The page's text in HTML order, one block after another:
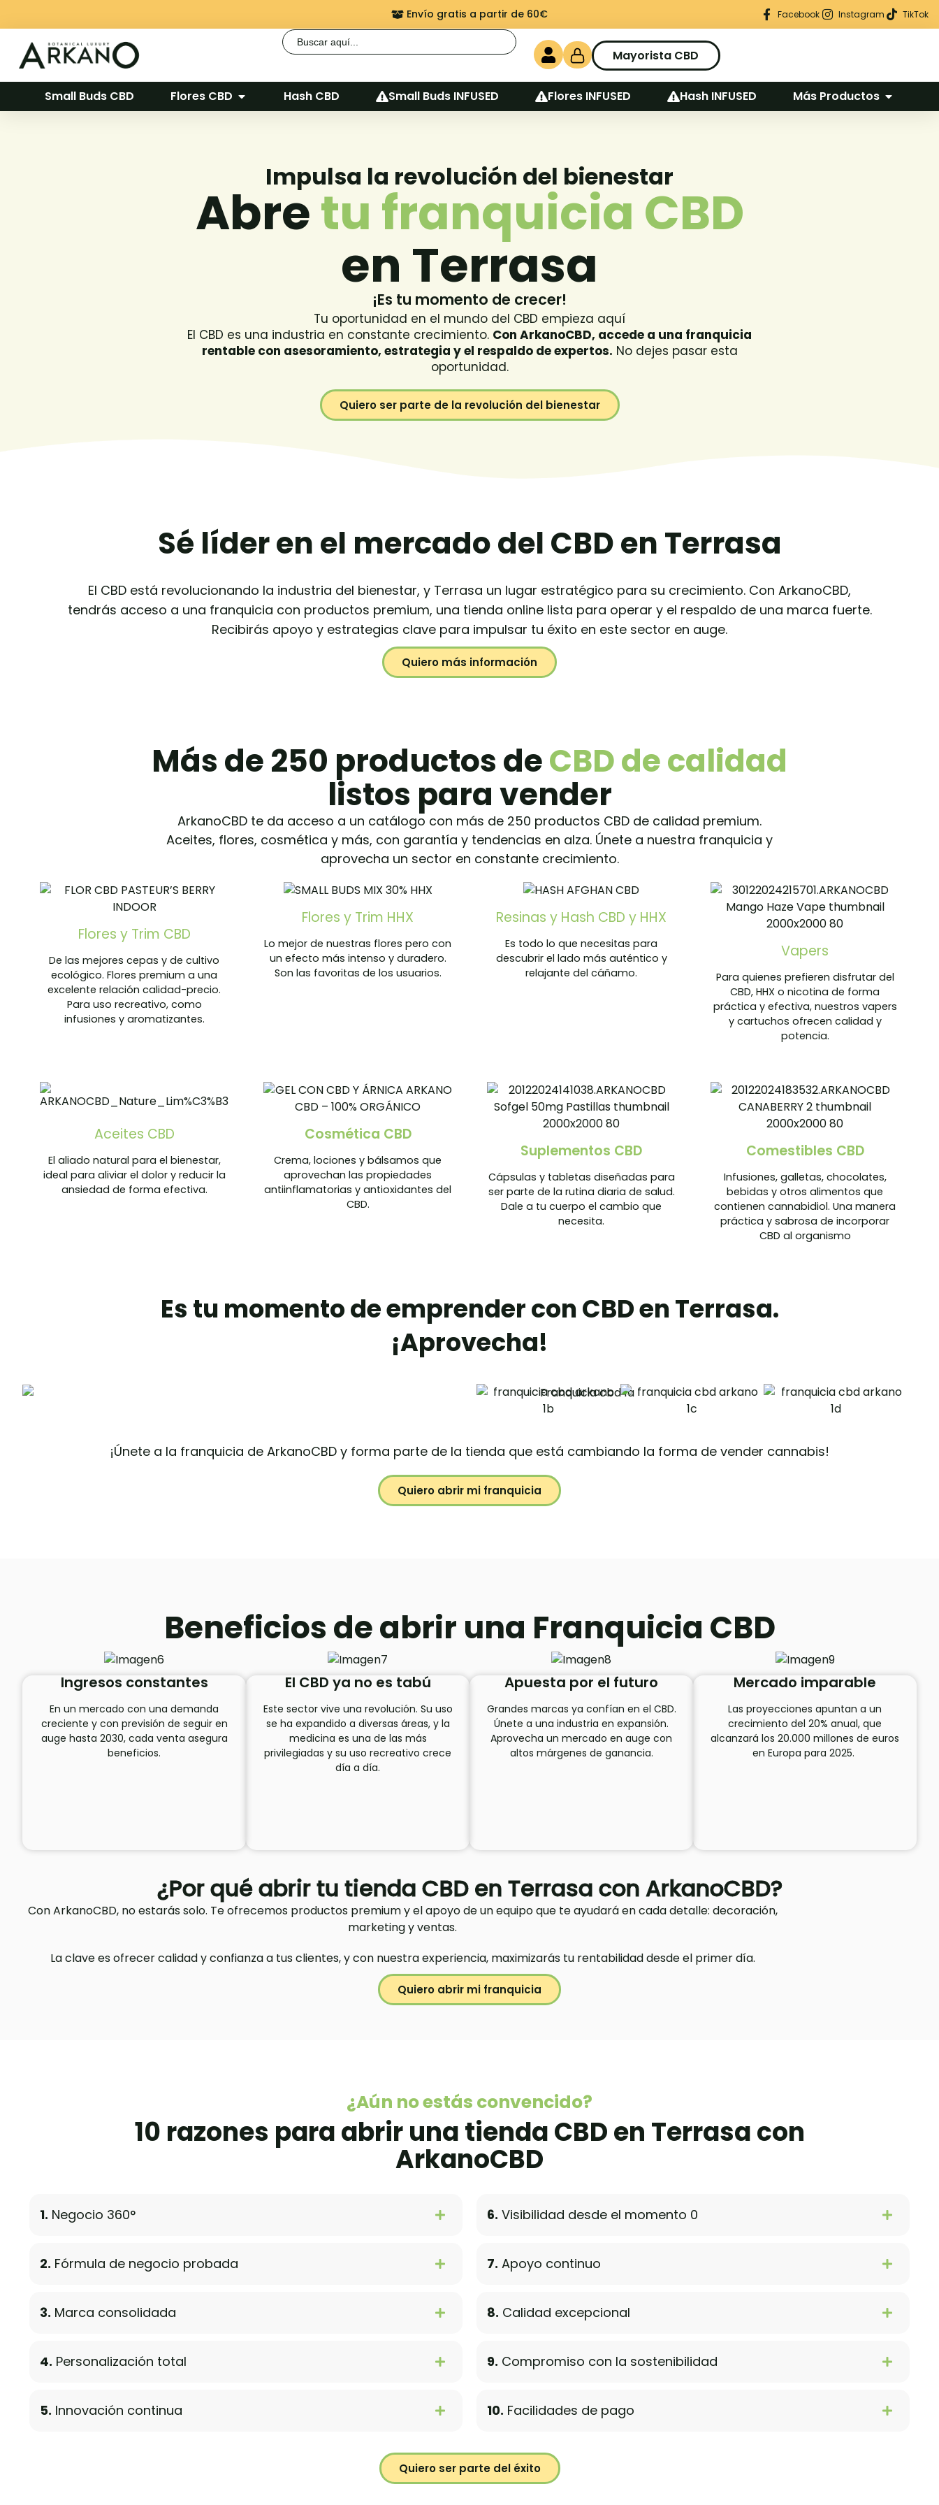
Envío gratis a partir de 60€ Regalo seguro en cada pedidoFacebook Instagram TikTok
Mayorista CBD
Buscar:
Small Buds CBD Flores CBD Hash CBD Small Buds INFUSED Flores INFUSED Hash INFUSED Más Productos
Impulsa la revolución del bienestar
Abretu franquicia CBD
en Terrasa
¡Es tu momento de crecer!
Tu oportunidad en el mundo del CBD empieza aquí
El CBD es una industria en constante crecimiento. Con ArkanoCBD, accede a una franquicia
rentable con asesoramiento, estrategia y el respaldo de expertos. No dejes pasar esta
oportunidad.
Quiero ser parte de la revolución del bienestar
Sé líder en el mercado del CBD en Terrasa
El CBD está revolucionando la industria del bienestar, y Terrasa un lugar estratégico para su crecimiento. Con ArkanoCBD,
tendrás acceso a una franquicia con productos premium, una tienda online lista para operar y el respaldo de una marca fuerte.
Recibirás apoyo y estrategias clave para impulsar tu éxito en este sector en auge.
Quiero más información
Más de 250 productos deCBD de calidad
listos para vender
ArkanoCBD te da acceso a un catálogo con más de 250 productos CBD de calidad premium.
Aceites, flores, cosmética y más, con garantía y tendencias en alza. Únete a nuestra franquicia y
aprovecha un sector en constante crecimiento.
Flores y Trim CBD
De las mejores cepas y de cultivo
ecológico. Flores premium a una
excelente relación calidad-precio.
Para uso recreativo, como
infusiones y aromatizantes.
Flores y Trim HHX
Lo mejor de nuestras flores pero con
un efecto más intenso y duradero.
Son las favoritas de los usuarios.
Resinas y Hash CBD y HHX
Es todo lo que necesitas para
descubrir el lado más auténtico y
relajante del cáñamo.
Vapers
Para quienes prefieren disfrutar del
CBD, HHX o nicotina de forma
práctica y efectiva, nuestros vapers
y cartuchos ofrecen calidad y
potencia.
Aceites CBD
El aliado natural para el bienestar,
ideal para aliviar el dolor y reducir la
ansiedad de forma efectiva.
Cosmética CBD
Crema, lociones y bálsamos que
aprovechan las propiedades
antiinflamatorias y antioxidantes del
CBD.
Suplementos CBD
Cápsulas y tabletas diseñadas para
ser parte de la rutina diaria de salud.
Dale a tu cuerpo el cambio que
necesita.
Comestibles CBD
Infusiones, galletas, chocolates,
bebidas y otros alimentos que
contienen cannabidiol. Una manera
práctica y sabrosa de incorporar
CBD al organismo
Es tu momento de emprender con CBD en Terrasa.
¡Aprovecha!
¡Únete a la franquicia de ArkanoCBD y forma parte de la tienda que está cambiando la forma de vender cannabis!
Quiero abrir mi franquicia
Beneficios de abrir una Franquicia CBD
Ingresos constantes
En un mercado con una demanda
creciente y con previsión de seguir en
auge hasta 2030, cada venta asegura
beneficios.
El CBD ya no es tabú
Este sector vive una revolución. Su uso
se ha expandido a diversas áreas, y la
medicina es una de las más
privilegiadas y su uso recreativo crece
día a día.
Apuesta por el futuro
Grandes marcas ya confían en el CBD.
Únete a una industria en expansión.
Aprovecha un mercado en auge con
altos márgenes de ganancia.
Mercado imparable
Las proyecciones apuntan a un
crecimiento del 20% anual, que
alcanzará los 20.000 millones de euros
en Europa para 2025.
¿Por qué abrir tu tienda CBD en Terrasa con ArkanoCBD?
Con ArkanoCBD, no estarás solo. Te ofrecemos productos premium y el apoyo de un equipo que te ayudará en cada detalle: decoración,
marketing y ventas.
La clave es ofrecer calidad y confianza a tus clientes, y con nuestra experiencia, maximizarás tu rentabilidad desde el primer día.
Quiero abrir mi franquicia
¿Aún no estás convencido?
10 razones para abrir una tienda CBD en Terrasa con
ArkanoCBD
1. Negocio 360°
2. Fórmula de negocio probada
3. Marca consolidada
4. Personalización total
5. Innovación continua
6. Visibilidad desde el momento 0
7. Apoyo continuo
8. Calidad excepcional
9. Compromiso con la sostenibilidad
10. Facilidades de pago
Quiero ser parte del éxito